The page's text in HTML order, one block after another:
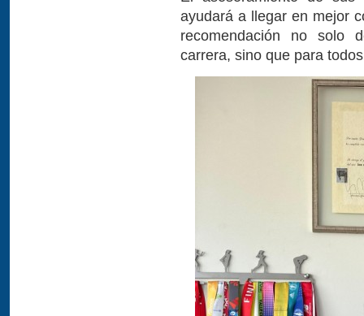
ayudará a llegar en mejor
recomendación no solo
carrera, sino que para